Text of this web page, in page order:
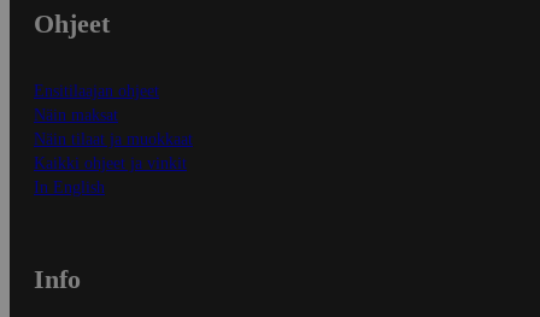
Ohjeet
Ensitilaajan ohjeet
Näin maksat
Näin tilaat ja muokkaat
Kaikki ohjeet ja vinkit
In English
Info